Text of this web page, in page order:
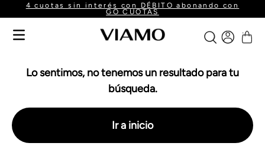
4 cuotas sin interés con DÉBITO abonando con
GO CUOTAS
Lo sentimos, no tenemos un resultado para tu
búsqueda.
Ir a inicio